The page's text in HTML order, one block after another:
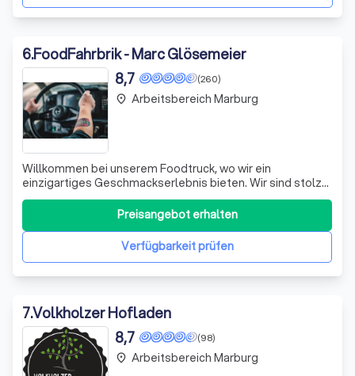
6.FoodFahrbrik - Marc Glösemeier
(260)
8,7
Willkommen bei unserem Foodtruck, wo wir ein
einzigartiges Geschmackserlebnis bieten. Wir sind stolz
darauf, dass wir uns durch unsere selbstgemachten Buns,
frisch gegrilltes Rindfleisch, hausgemachte Saucen und
saftiges Pulled Pork von der Masse abheben. Jedes
Gericht, das wir servieren, ist das Er
Verfügbarkeit prüfen
Preisangebot erhalten
place Arbeitsbereich Marburg
7.Volkholzer Hofladen
(98)
8,7
place Arbeitsbereich Marburg